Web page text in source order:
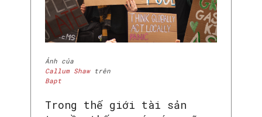
Ảnh của
Callum Shawtrên
Bapt
Trong thế giới tài sản